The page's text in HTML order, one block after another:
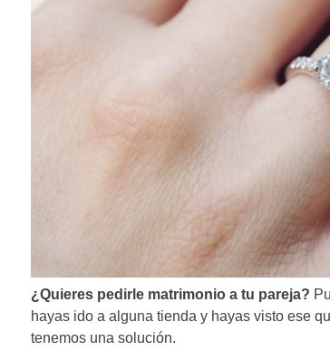
¿Quieres pedirle matrimonio a tu pareja?
hayas ido a alguna tienda y hayas visto ese
tenemos una solución.